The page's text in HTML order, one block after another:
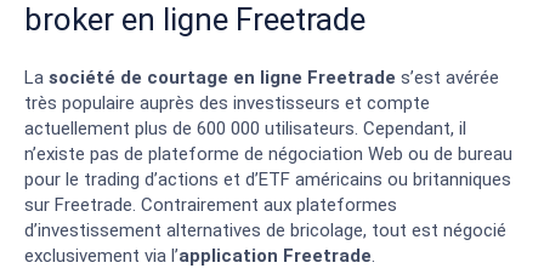
broker en ligne Freetrade
La société de courtage en ligne Freetrade s’est avérée
très populaire auprès des investisseurs et compte
actuellement plus de 600 000 utilisateurs. Cependant, il
n’existe pas de plateforme de négociation Web ou de bureau
pour le trading d’actions et d’ETF américains ou britanniques
sur Freetrade. Contrairement aux plateformes
d’investissement alternatives de bricolage, tout est négocié
exclusivement via l’application Freetrade.